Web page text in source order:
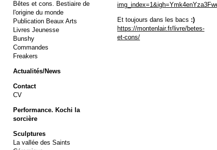
Bêtes et cons. Bestiaire de
l'origine du monde
Publication Beaux Arts
Livres Jeunesse
Bunshy
Commandes
Freakers
Actualités/News
Contact
CV
Performance. Kochi la
sorcière
Sculptures
La vallée des Saints
Et toujours dans les bacs :)
https://montenlair.fr/livre/betes-
et-cons/